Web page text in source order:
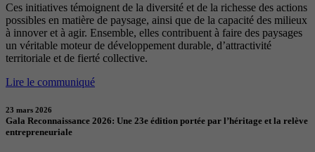
Ces initiatives témoignent de la diversité et de la richesse des actions
possibles en matière de paysage, ainsi que de la capacité des milieux
à innover et à agir. Ensemble, elles contribuent à faire des paysages
un véritable moteur de développement durable, d’attractivité
territoriale et de fierté collective.
Lire le communiqué
23 mars 2026
Gala Reconnaissance 2026: Une 23e édition portée par l’héritage et la relève
entrepreneuriale